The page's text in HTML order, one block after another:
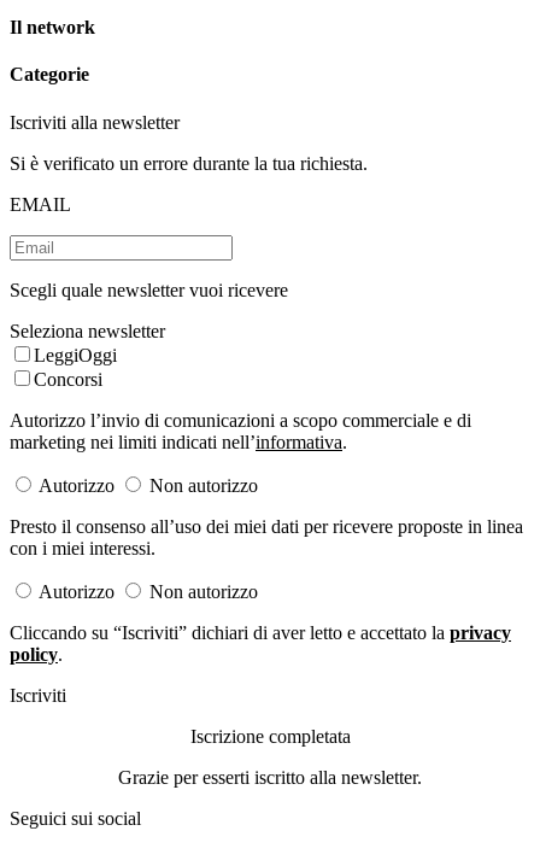
Il network
Categorie
Iscriviti alla newsletter
Si è verificato un errore durante la tua richiesta.
EMAIL
Scegli quale newsletter vuoi ricevere
Seleziona newsletter
LeggiOggi
Concorsi
Autorizzo l’invio di comunicazioni a scopo commerciale e di
marketing nei limiti indicati nell’informativa.
Autorizzo
Non autorizzo
Presto il consenso all’uso dei miei dati per ricevere proposte in linea
con i miei interessi.
Autorizzo
Non autorizzo
Cliccando su “Iscriviti” dichiari di aver letto e accettato la privacy
policy.
Iscriviti
Iscrizione completata
Grazie per esserti iscritto alla newsletter.
Seguici sui social